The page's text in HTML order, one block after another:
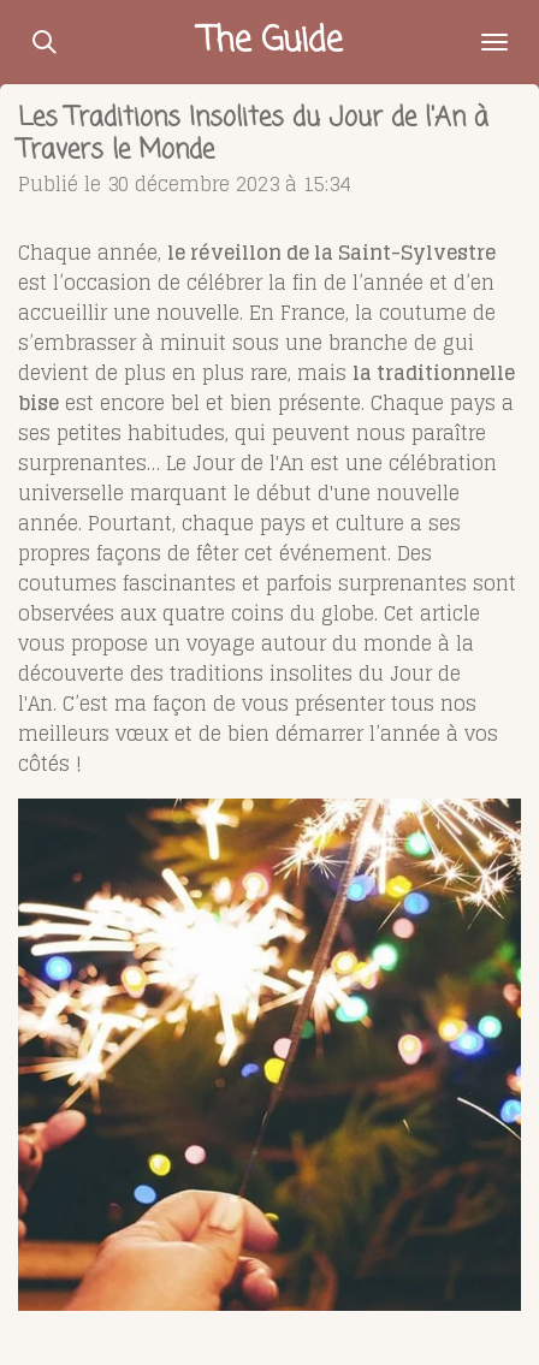
Passer
contenu
principal
The Guide
Les Traditions Insolites du Jour de l'An à
Travers le Monde
Publié le 30 décembre 2023 à 15:34
Chaque année, le réveillon de la Saint-Sylvestre
est l’occasion de célébrer la fin de l’année et d’en
accueillir une nouvelle. En France, la coutume de
s’embrasser à minuit sous une branche de gui
devient de plus en plus rare, mais la traditionnelle
bise est encore bel et bien présente. Chaque pays a
ses petites habitudes, qui peuvent nous paraître
surprenantes… Le Jour de l'An est une célébration
universelle marquant le début d'une nouvelle
année. Pourtant, chaque pays et culture a ses
propres façons de fêter cet événement. Des
coutumes fascinantes et parfois surprenantes sont
observées aux quatre coins du globe. Cet article
vous propose un voyage autour du monde à la
découverte des traditions insolites du Jour de
l'An. C’est ma façon de vous présenter tous nos
meilleurs vœux et de bien démarrer l’année à vos
côtés !